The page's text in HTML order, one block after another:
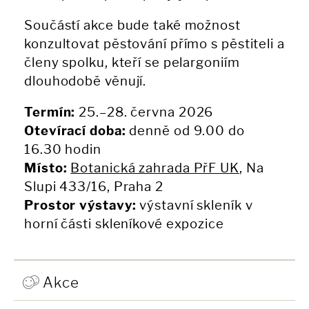
Součástí akce bude také možnost
konzultovat pěstování přímo s pěstiteli a
členy spolku, kteří se pelargoniím
dlouhodobě věnují.
Termín: 25.–28. června 2026
Otevírací doba: denně od 9.00 do
16.30 hodin
Místo: Botanická zahrada PřF UK, Na
Slupi 433/16, Praha 2
Prostor výstavy: výstavní skleník v
horní části skleníkové expozice
Akce